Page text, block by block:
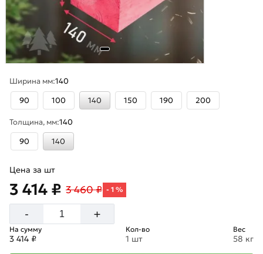
Ширина мм:140
90
100 140 150 190 200
Толщина, мм:140
90
140
Цена за шт
3 414 ₽ 3 460 ₽ - 1 %
- +
На сумму
3 414 ₽
Кол-во
1 шт
Вес
58 кг